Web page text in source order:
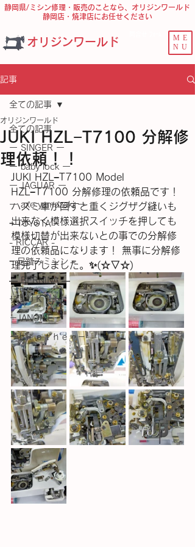
オリジンワールド
ME
NU
静岡県/ミシン修理・販売のことなら、オリジンワールド
静岡店・焼津店にお任せください
記事
全ての記事
ー SINGER ー
ー baby lock ー
ー JAGUAR ー
ー axe yamazaki ー
− TOYOTA −
- RICCAR -
− 足踏みミシン −
― BERNINA ―
ーＪＵＫＩー
－JANOME－
－ｂｒｏｔｈｅｒ－
全ての記事
JUKI HZL−T7100 分解修
理依頼！！
オリジンワールド
JUKI HZL−T7100 Model
HZL−T7100 分解修理の依頼品です！
ハズミ車が回すと重くジグザグ縫いも
出来なく模様選択スイッチを押しても
模様切替が出来ないとの事での分解修
理の依頼品になります！ 無事に分解修
理完了しました。✨(⁠☆⁠▽⁠☆⁠)